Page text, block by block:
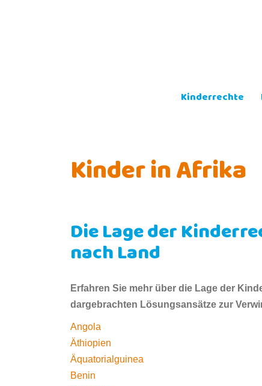
Kinderrechte
Kinder in Afrika
Die Lage der
nach Land
Erfahren Sie mehr über die Lage der
dargebrachten Lösungsansätze zur
Angola
Äthiopien
Äquatorialguinea
Benin